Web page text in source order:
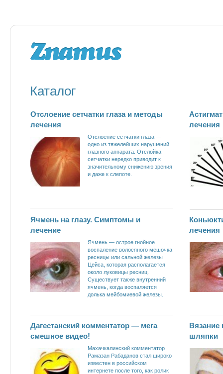
Каталог
Отслоение сетчатки глаза и методы
лечения
Отслоение сетчатки глаза —
одно из тяжелейших нарушений
глазного аппарата. Отслойка
сетчатки нередко приводит к
значительному снижению зрения
и даже к слепоте.
лечения
Ячмень на глазу. Симптомы и
лечение
Ячмень — острое гнойное
воспаление волосяного мешочка
ресницы или сальной железы
Цейса, которая располагается
около луковицы ресниц.
Существует также внутренний
ячмень, когда воспаляется
долька мейбомиевой железы.
лечения
Дагестанский комментатор — мега
смешное видео!
Махачкалинский комментатор
Рамазан Рабаданов стал широко
известен в российском
интернете после того, как ролик
Вязание
шляпки